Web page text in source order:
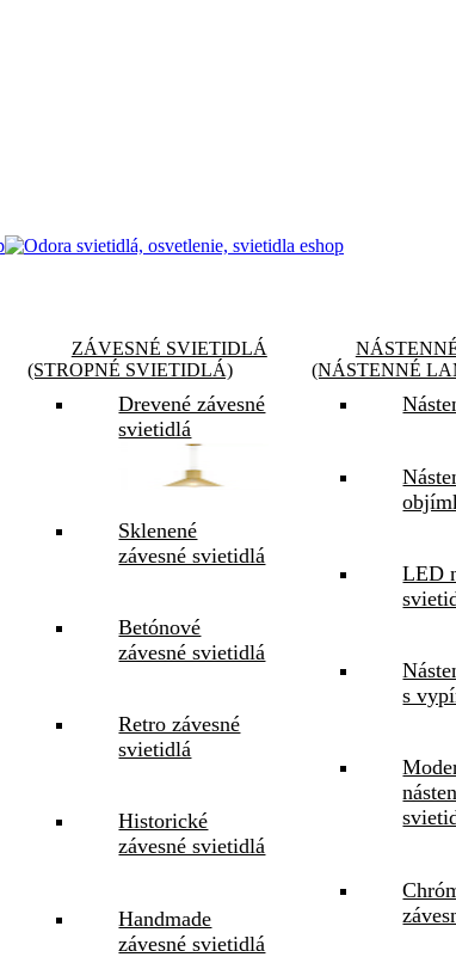
ZÁVESNÉ SVIETIDLÁ
(STROPNÉ SVIETIDLÁ)
Drevené závesné
svietidlá
Sklenené
závesné svietidlá
Betónové
závesné svietidlá
Retro závesné
svietidlá
Historické
závesné svietidlá
Handmade
závesné svietidlá
(NÁSTENNÉ
LED
s